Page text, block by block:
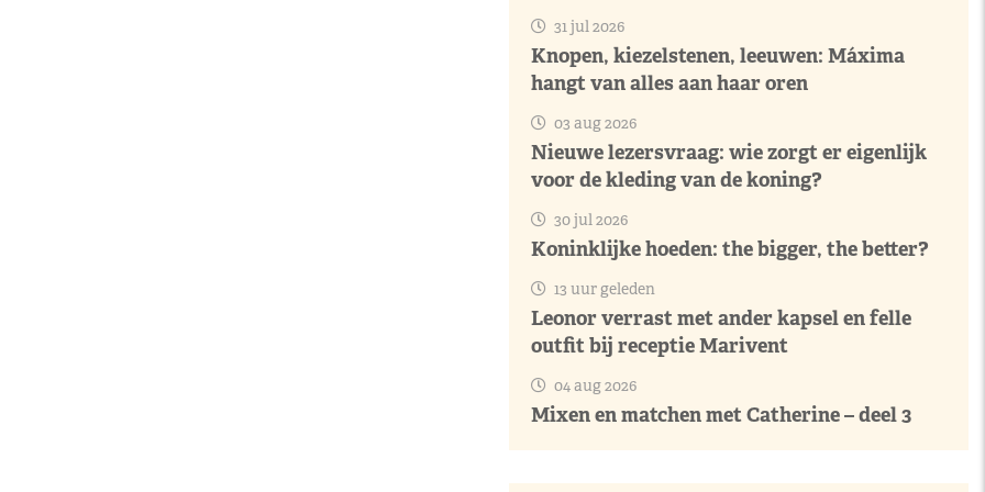
31 jul 2026
Knopen, kiezelstenen, leeuwen: Máxima
hangt van alles aan haar oren
03 aug 2026
Nieuwe lezersvraag: wie zorgt er eigenlijk
voor de kleding van de koning?
30 jul 2026
Koninklijke hoeden: the bigger, the better?
13 uur geleden
Leonor verrast met ander kapsel en felle
outfit bij receptie Marivent
04 aug 2026
Mixen en matchen met Catherine – deel 3